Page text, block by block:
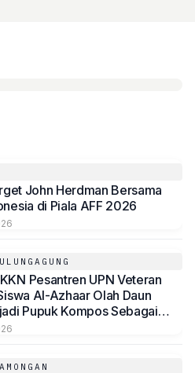
John Herdman Bersama
di Piala AFF 2026
Pesantren UPN Veteran
Al-Azhaar Olah Daun
Pupuk Kompos Sebagai
Lingkungan